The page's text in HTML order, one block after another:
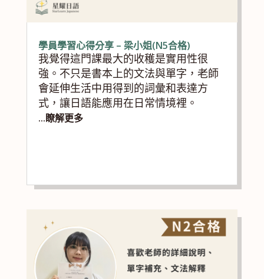
學員學習心得分享 – 梁小姐(N5合格)
我覺得這門課最大的收穫是實用性很
強。不只是書本上的文法與單字，老師
會延伸生活中用得到的詞彙和表達方
式，讓日語能應用在日常情境裡。
...瞭解更多